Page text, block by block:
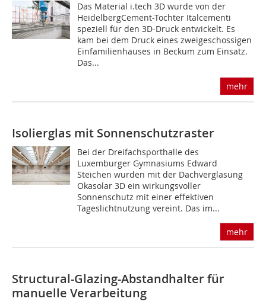
Das Material i.tech 3D wurde von der
HeidelbergCement-Tochter Italcementi
speziell für den 3D-Druck entwickelt. Es
kam bei dem Druck eines zweigeschossigen
Einfamilienhauses in Beckum zum Einsatz.
Das...
mehr
Isolierglas mit Sonnenschutzraster
Bei der Dreifachsporthalle des
Luxemburger Gymnasiums Edward
Steichen wurden mit der Dachverglasung
Okasolar 3D ein wirkungsvoller
Sonnenschutz mit einer effektiven
Tageslichtnutzung vereint. Das im...
mehr
Structural-Glazing-Abstandhalter für
manuelle Verarbeitung